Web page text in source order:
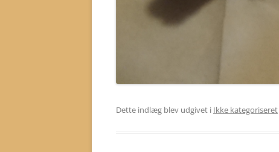
Dette indlæg blev udgivet i Ikke kategoriseret